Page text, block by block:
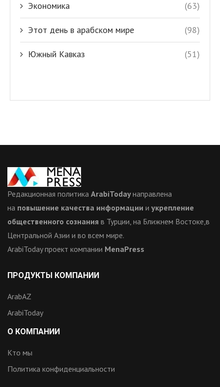
Экономика (63)
Этот день в арабском мире (98)
Южный Кавказ (51)
Редакционная политика ArabiTodayнаправлена
на повышение качества информации и укрепление
общественного сознания в Турции, на Ближнем Востоке,в
Центральной Азии и во всем мире.
ArabiToday проект компании MenaPress
ПРОДУКТЫ КОМПАНИИ
ArabAZ
ArabiToday
О КОМПАНИИ
Кто мы
Политика конфиденциальности